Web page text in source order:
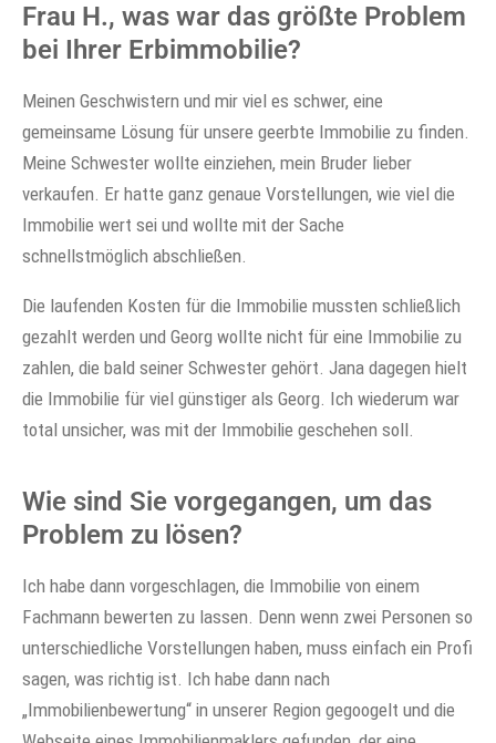
Frau H., was war das größte Problem
bei Ihrer Erbimmobilie?
Meinen Geschwistern und mir viel es schwer, eine
gemeinsame Lösung für unsere geerbte Immobilie zu finden.
Meine Schwester wollte einziehen, mein Bruder lieber
verkaufen. Er hatte ganz genaue Vorstellungen, wie viel die
Immobilie wert sei und wollte mit der Sache
schnellstmöglich abschließen.
Die laufenden Kosten für die Immobilie mussten schließlich
gezahlt werden und Georg wollte nicht für eine Immobilie zu
zahlen, die bald seiner Schwester gehört. Jana dagegen hielt
die Immobilie für viel günstiger als Georg. Ich wiederum war
total unsicher, was mit der Immobilie geschehen soll.
Wie sind Sie vorgegangen, um das
Problem zu lösen?
Ich habe dann vorgeschlagen, die Immobilie von einem
Fachmann bewerten zu lassen. Denn wenn zwei Personen so
unterschiedliche Vorstellungen haben, muss einfach ein Profi
sagen, was richtig ist. Ich habe dann nach
„Immobilienbewertung“ in unserer Region gegoogelt und die